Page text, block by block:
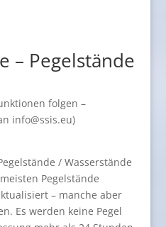
– Pegelstände
folgen –
info@ssis.eu)
/ Wasserstände
Pegelstände
– manche aber
Es werden keine Pegel